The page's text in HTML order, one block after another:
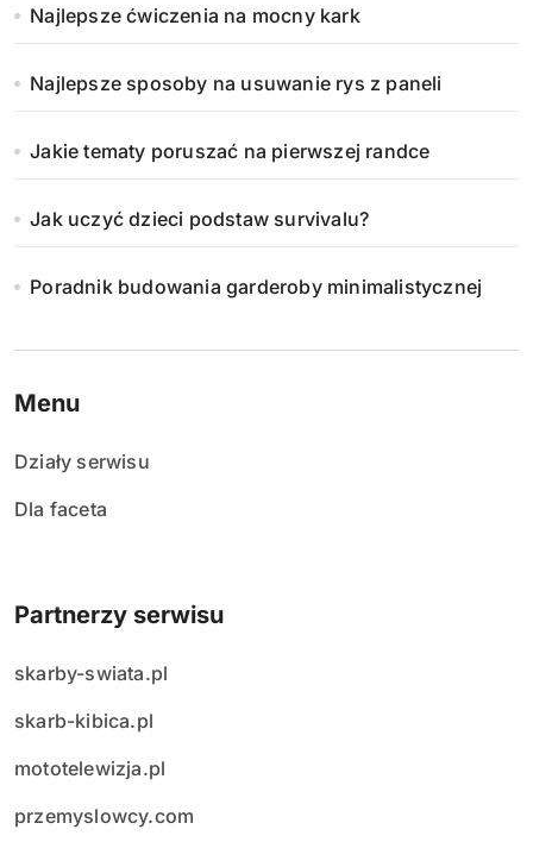
Najlepsze ćwiczenia na mocny kark
Najlepsze sposoby na usuwanie rys z paneli
Jakie tematy poruszać na pierwszej randce
Jak uczyć dzieci podstaw survivalu?
Poradnik budowania garderoby minimalistycznej
Menu
Działy serwisu
Dla faceta
Partnerzy serwisu
skarby-swiata.pl
skarb-kibica.pl
mototelewizja.pl
przemyslowcy.com